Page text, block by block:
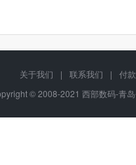
关于我们 | 联系我们 |
付
© 2008-2021 西部数码-青